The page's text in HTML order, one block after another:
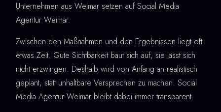
Unternehmen aus Weimar setzen auf Social Media
Agentur Weimar.
Zwischen den Maßnahmen und den Ergebnissen liegt oft
etwas Zeit. Gute Sichtbarkeit baut sich auf, sie lässt sich
nicht erzwingen. Deshalb wird von Anfang an realistisch
geplant, statt unhaltbare Versprechen zu machen. Social
Media Agentur Weimar bleibt dabei immer transparent.